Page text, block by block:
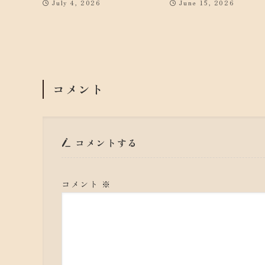
July 4, 2026 June 15, 2026
コメント
コメントする
コメント ※